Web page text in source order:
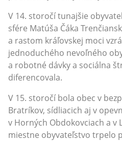
V 14. storočí tunajšie
sfére Matúša Čáka
a rastom kráľovskej moci
jednoduchého nevoľného
a robotné dávky a sociálna
diferencovala.
V 15. storočí bola obec v
Bratríkov, sídliacich aj v
v Horných Obdokovciach a v
miestne obyvateľstvo trpelo